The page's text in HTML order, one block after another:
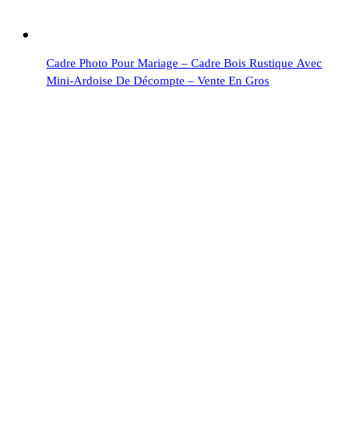
Cadre Photo Pour Mariage – Cadre Bois Rustique Avec
Mini-Ardoise De Décompte – Vente En Gros